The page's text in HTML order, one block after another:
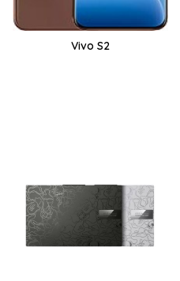
Vivo S2